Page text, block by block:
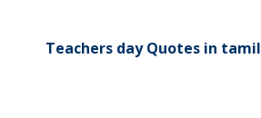
Teachers day Quotes in tamil